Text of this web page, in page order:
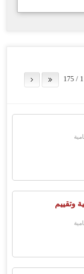
1
/
175
وتقييم